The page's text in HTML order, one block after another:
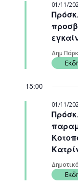
01/11/
Δημ
15:00
01/11/